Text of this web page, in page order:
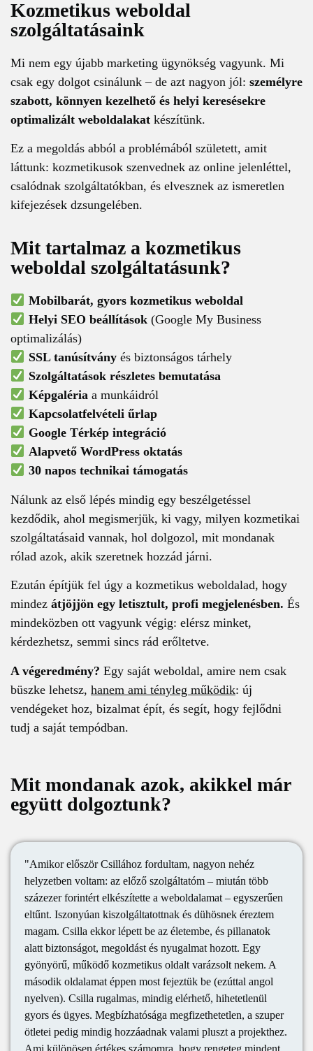
Kozmetikus weboldal
szolgáltatásaink
Mi nem egy újabb marketing ügynökség vagyunk. Mi
csak egy dolgot csinálunk – de azt nagyon jól: személyre
szabott, könnyen kezelhető és helyi keresésekre
optimalizált weboldalakat készítünk.
Ez a megoldás abból a problémából született, amit
láttunk: kozmetikusok szenvednek az online jelenléttel,
csalódnak szolgáltatókban, és elvesznek az ismeretlen
kifejezések dzsungelében.
Mit tartalmaz a kozmetikus
weboldal szolgáltatásunk?
Mobilbarát, gyors kozmetikus weboldal
Helyi SEO beállítások(Google My Business
optimalizálás)
SSL tanúsítványés biztonságos tárhely
Szolgáltatások részletes bemutatása
Képgalériaa munkáidról
Kapcsolatfelvételi űrlap
Google Térkép integráció
Alapvető WordPress oktatás
30 napos technikai támogatás
Nálunk az első lépés mindig egy beszélgetéssel
kezdődik, ahol megismerjük, ki vagy, milyen kozmetikai
szolgáltatásaid vannak, hol dolgozol, mit mondanak
rólad azok, akik szeretnek hozzád járni.
Ezután építjük fel úgy a kozmetikus weboldalad, hogy
mindez átjöjjön egy letisztult, profi megjelenésben. És
mindeközben ott vagyunk végig: elérsz minket,
kérdezhetsz, semmi sincs rád erőltetve.
A végeredmény? Egy saját weboldal, amire nem csak
büszke lehetsz, hanem ami tényleg működik: új
vendégeket hoz, bizalmat épít, és segít, hogy fejlődni
tudj a saját tempódban.
Mit mondanak azok, akikkel már
együtt dolgoztunk?
"Amikor először Csillához fordultam, nagyon nehéz
helyzetben voltam: az előző szolgáltatóm – miután több
százezer forintért elkészítette a weboldalamat – egyszerűen
eltűnt. Iszonyúan kiszolgáltatottnak és dühösnek éreztem
magam. Csilla ekkor lépett be az életembe, és pillanatok
alatt biztonságot, megoldást és nyugalmat hozott. Egy
gyönyörű, működő kozmetikus oldalt varázsolt nekem. A
második oldalamat éppen most fejeztük be (ezúttal angol
nyelven). Csilla rugalmas, mindig elérhető, hihetetlenül
gyors és ügyes. Megbízhatósága megfizethetetlen, a szuper
ötletei pedig mindig hozzáadnak valami pluszt a projekthez.
Ami különösen értékes számomra, hogy rengeteg mindent